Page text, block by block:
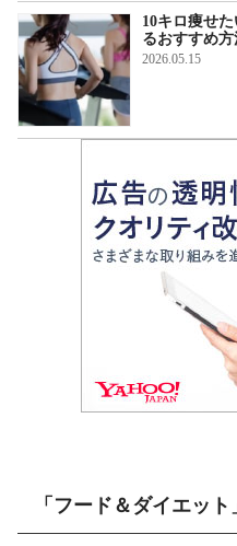
10キロ痩せ
るおすすめ
2026.05.15
「フード＆ダイエッ